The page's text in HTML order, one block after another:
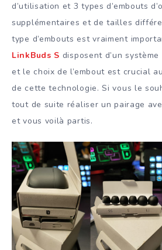
d’utilisation et 3 types d’embouts
supplémentaires et de tailles
type d’embouts est vraiment
LinkBuds S disposent d’un
et le choix de l’embout est crucial
de cette technologie. Si vous le
tout de suite réaliser un pairage
et vous voilà partis.